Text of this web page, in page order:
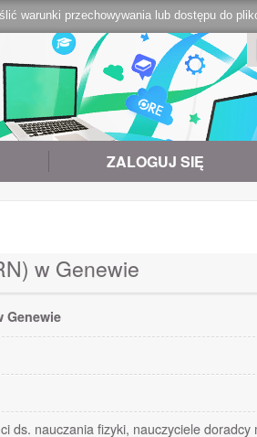
warunki przechowywania lub dostępu do
ZALOGUJ SIĘ
w Genewie
Genewie
ds. nauczania fizyki, nauczyciele doradcy